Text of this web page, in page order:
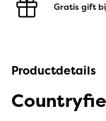
Gratis gift
Productdetails